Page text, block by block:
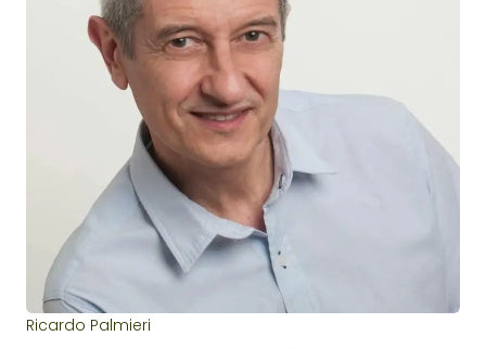
Ricardo Palmieri